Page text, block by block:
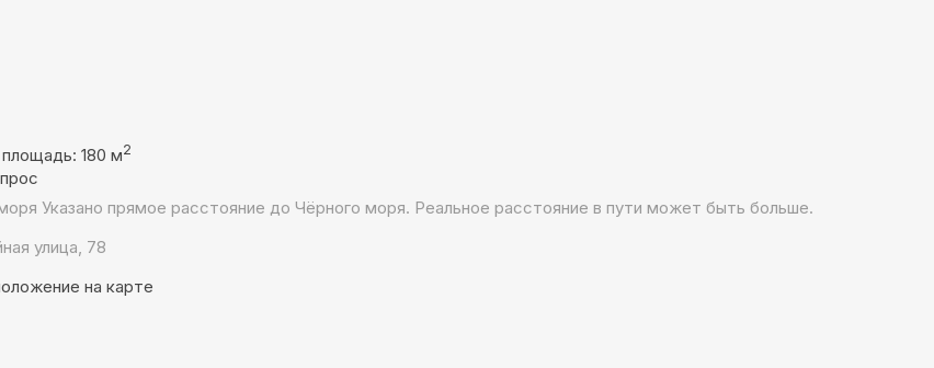
180 м2
Указано прямое расстояние до Чёрного моря. Реальное расстояние в пути может быть больше.
улица, 78
на карте